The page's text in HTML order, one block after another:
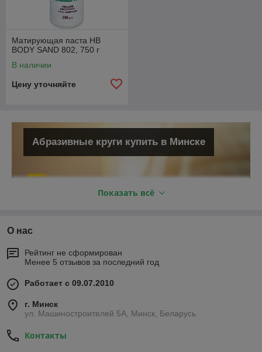
Матирующая паста HB
BODY SAND 802, 750 г
В наличии
Цену уточняйте
Абразивные круги купить в Минске
бумага, заточные абразивные
круги и другие материалы
высокого качества.
В ассортименте нашей компании вы
можете встретить разнообразные
абразивные материалы, которые
Показать всё
О нас
Рейтинг не сформирован
Менее 5 отзывов за последний год
Работает с 09.07.2010
г. Минск
ул. Машиностроителей 5А, Минск, Беларусь
Контакты